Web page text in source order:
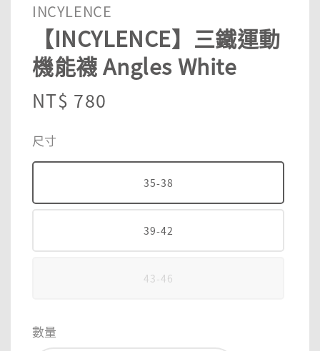
INCYLENCE
【INCYLENCE】三鐵運動
機能襪 Angles White
Regular
NT$ 780
尺寸
35-38
39-42
43-46
數量